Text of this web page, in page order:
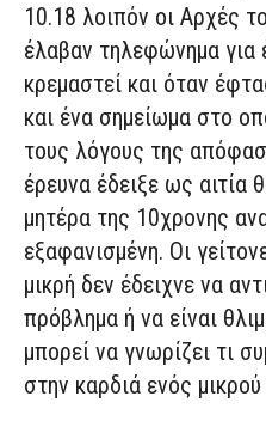
10.18 λοιπόν οι Αρχές
έλαβαν τηλεφώνημα για
κρεμαστεί και όταν
και ένα σημείωμα στο
τους λόγους της
έρευνα έδειξε ως αιτία
μητέρα της 10χρονης
εξαφανισμένη. Οι
μικρή δεν έδειχνε να
πρόβλημα ή να είναι
μπορεί να γνωρίζει τι
στην καρδιά ενός μικρού